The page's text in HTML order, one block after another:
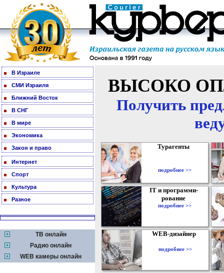
В Израиле
СМИ Израиля
Ближний Восток
В СНГ
В мире
Экономика
Закон и право
Интернет
Спорт
Культура
Разное
ТВ онлайн
Радио онлайн
WEB камеры онлайн
ВЫСОКО
Получить
Турагенты
подробнее >>
IT и программи-
рование
подробнее >>
WEB-дизайнер
подробнее >>